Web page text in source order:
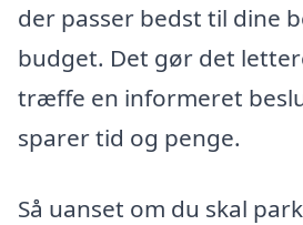
der passer bedst til dine
budget. Det gør det
træffe en informeret
sparer tid og penge.
Så uanset om du skal